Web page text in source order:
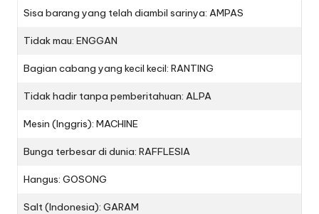
Sisa barang yang telah diambil sarinya: AMPAS
Tidak mau: ENGGAN
Bagian cabang yang kecil kecil: RANTING
Tidak hadir tanpa pemberitahuan: ALPA
Mesin (Inggris): MACHINE
Bunga terbesar di dunia: RAFFLESIA
Hangus: GOSONG
Salt (Indonesia): GARAM